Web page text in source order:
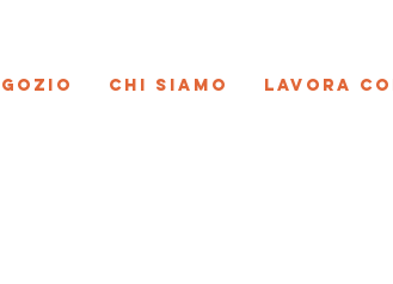
Chi siamo Lavora